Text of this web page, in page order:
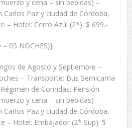
y cena – sin bebidas) –
Carlos Paz y ciudad de Córdoba,
– Hotel: Cerro Azúl (2*): $ 699.-
– 05 NOCHES}}
de Agosto y Septiembre –
– Transporte: Bus Semicama
de Comidas: Pensión
y cena – sin bebidas) –
Carlos Paz y ciudad de Córdoba,
– Hotel: Embajador (2* Sup): $